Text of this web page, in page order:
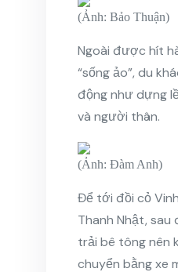
(Ảnh: Bảo Thuận)
Ngoài được hít
“sống ảo”, du
động như dựng
và người thân.
(Ảnh: Đàm Anh)
Để tới đồi cỏ
Thanh Nhật,
trải bê tông nên
chuyển bằng xe